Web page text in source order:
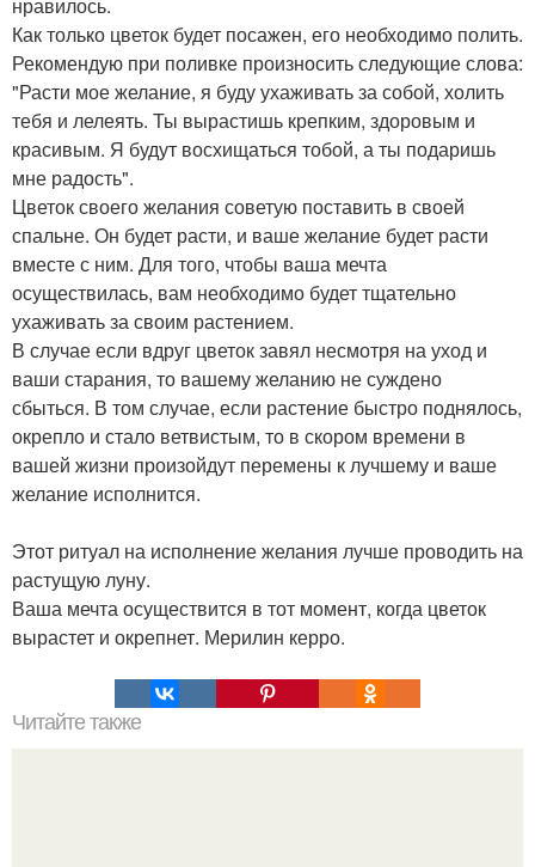
Как только цветок будет посажен, его необходимо полить.
Рекомендую при поливке произносить следующие слова:
"Расти мое желание, я буду ухаживать за собой, холить
тебя и лелеять. Ты вырастишь крепким, здоровым и
красивым. Я будут восхищаться тобой, а ты подаришь
мне радость".
Цветок своего желания советую поставить в своей
спальне. Он будет расти, и ваше желание будет расти
вместе с ним. Для того, чтобы ваша мечта
осуществилась, вам необходимо будет тщательно
ухаживать за своим растением.
В случае если вдруг цветок завял несмотря на уход и
ваши старания, то вашему желанию не суждено
сбыться. В том случае, если растение быстро поднялось,
окрепло и стало ветвистым, то в скором времени в
вашей жизни произойдут перемены к лучшему и ваше
желание исполнится.
Этот ритуал на исполнение желания лучше проводить на
растущую луну.
Ваша мечта осуществится в тот момент, когда цветок
вырастет и окрепнет. Мерилин керро.
Читайте также